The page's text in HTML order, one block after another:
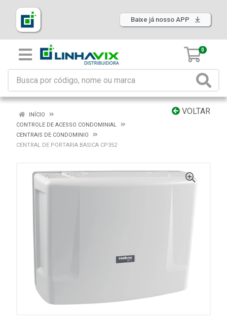
Baixe já nosso APP
0
VOLTAR
INÍCIO
CONTROLE DE ACESSO CONDOMINIAL
CENTRAIS DE CONDOMINIO
CENTRAL DE PORTARIA BASICA CP352